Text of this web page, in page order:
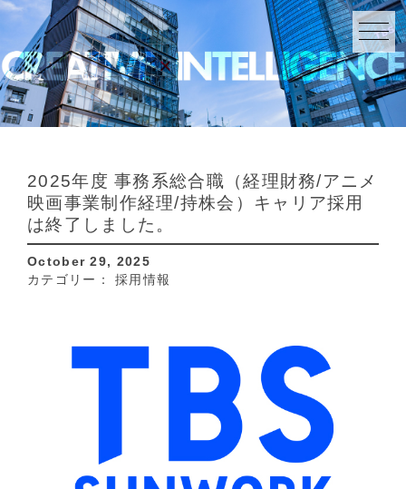
2025年度 事務系総合職（経理財務/アニメ
映画事業制作経理/持株会）キャリア採用
は終了しました。
October 29, 2025
カテゴリー：採用情報